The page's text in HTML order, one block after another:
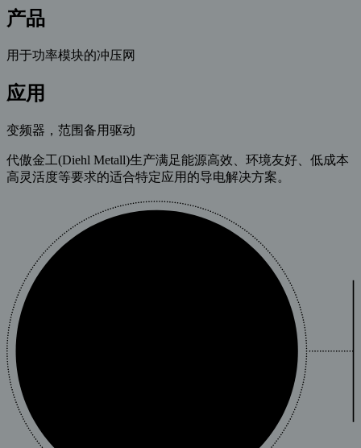
产品
用于功率模块的冲压网
应用
变频器，范围备用驱动
代傲金工(Diehl Metall)生产满足能源高效、环境友好、低成本
高灵活度等要求的适合特定应用的导电解决方案。